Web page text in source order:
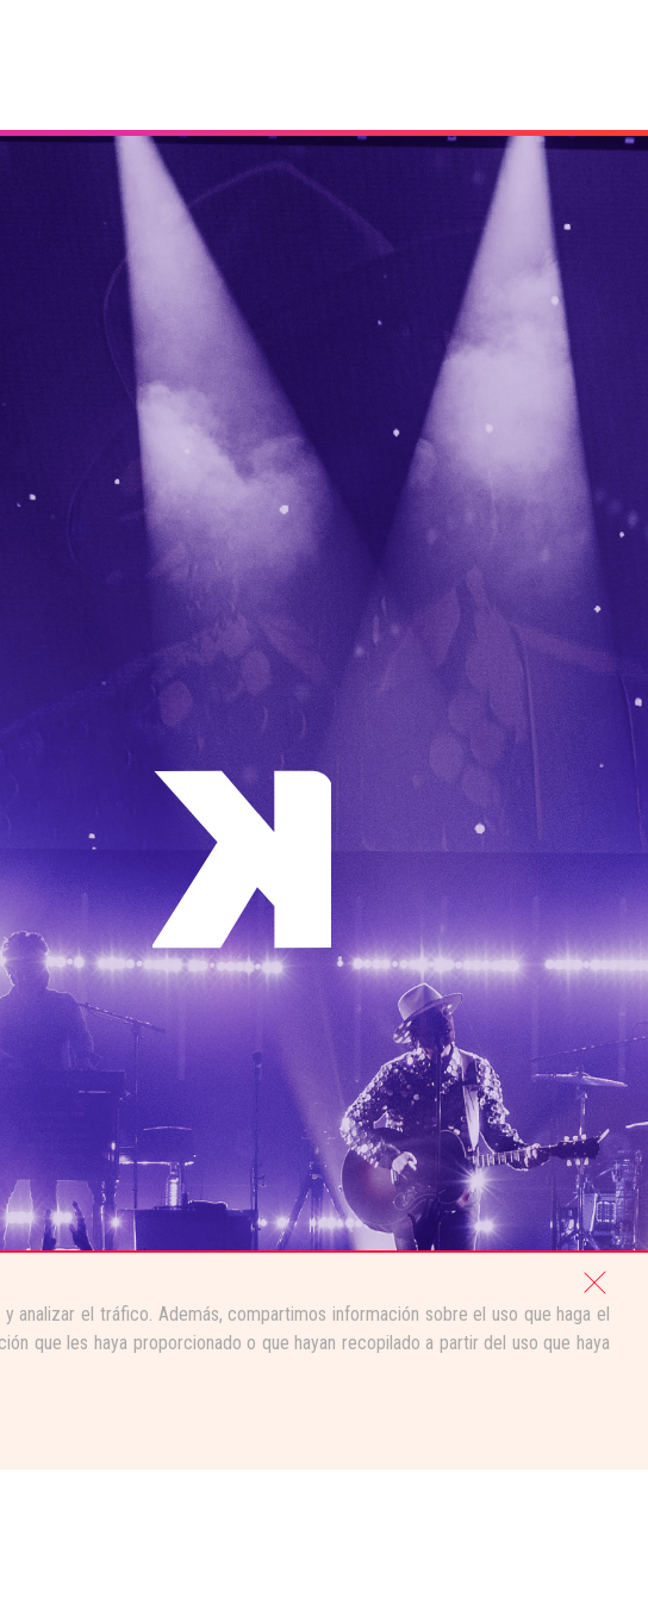
el tráfico. Además, compartimos información sobre el uso que haga el
que les haya proporcionado o que hayan recopilado a partir del uso que haya